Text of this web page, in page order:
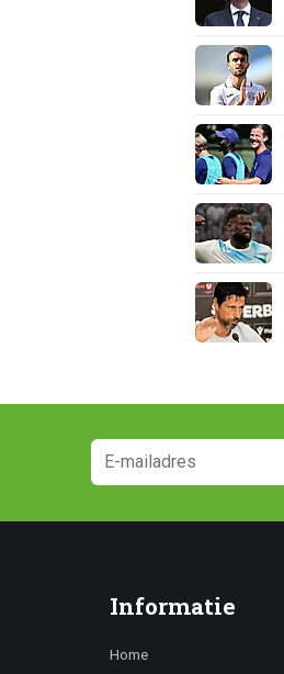
Informatie
Home